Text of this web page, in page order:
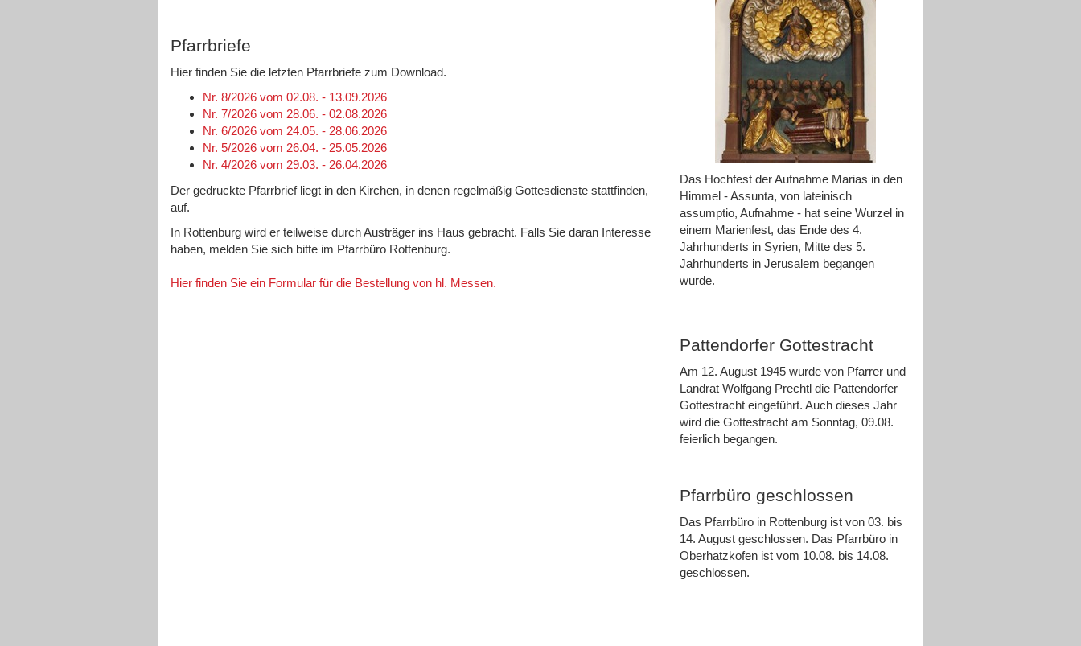
Pfarrbriefe
Hier finden Sie die letzten Pfarrbriefe zum Download.
Nr. 8/2026 vom 02.08. - 13.09.2026
Nr. 7/2026 vom 28.06. - 02.08.2026
Nr. 6/2026 vom 24.05. - 28.06.2026
Nr. 5/2026 vom 26.04. - 25.05.2026
Nr. 4/2026 vom 29.03. - 26.04.2026
Der gedruckte Pfarrbrief liegt in den Kirchen, in denen regelmäßig Gottesdienste stattfinden,
auf.
In Rottenburg wird er teilweise durch Austräger ins Haus gebracht. Falls Sie daran Interesse
haben, melden Sie sich bitte im Pfarrbüro Rottenburg.
Hier finden Sie ein Formular für die Bestellung von hl. Messen.
Das Hochfest der Aufnahme Marias in den
Himmel - Assunta, von lateinisch
assumptio, Aufnahme - hat seine Wurzel in
einem Marienfest, das Ende des 4.
Jahrhunderts in Syrien, Mitte des 5.
Jahrhunderts in Jerusalem begangen
wurde.
Pattendorfer Gottestracht
Am 12. August 1945 wurde von Pfarrer und
Landrat Wolfgang Prechtl die Pattendorfer
Gottestracht eingeführt. Auch dieses Jahr
wird die Gottestracht am Sonntag, 09.08.
feierlich begangen.
Pfarrbüro geschlossen
Das Pfarrbüro in Rottenburg ist von 03. bis
14. August geschlossen. Das Pfarrbüro in
Oberhatzkofen ist vom 10.08. bis 14.08.
geschlossen.